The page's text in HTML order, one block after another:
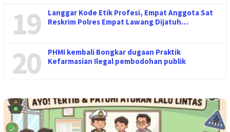
19
Langgar Kode Etik Profesi, Empat Anggota Sat
Reskrim Polres Empat Lawang Dijatuh…
20
PHMI kembali Bongkar dugaan Praktik
Kefarmasian Ilegal pembodohan publik